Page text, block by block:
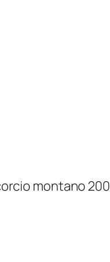
montano